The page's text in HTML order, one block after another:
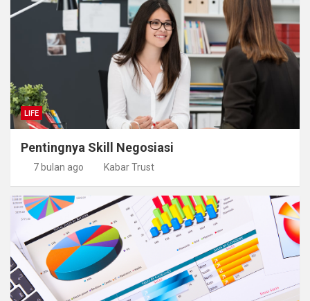
LIFE
Pentingnya Skill Negosiasi
7 bulan ago Kabar Trust